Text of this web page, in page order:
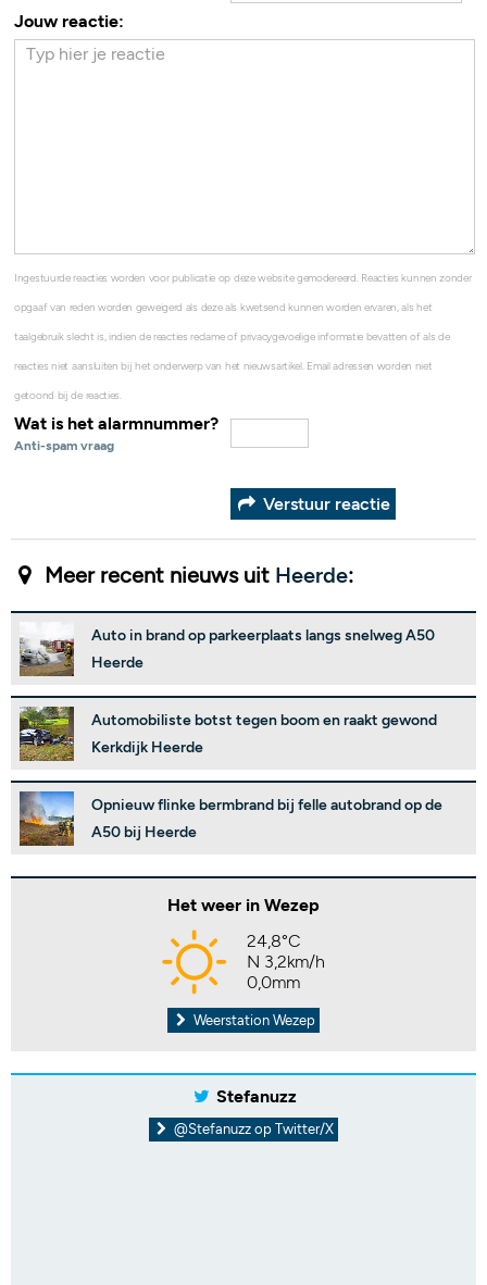
Jouw reactie:
Ingestuurde reacties worden voor publicatie op deze website gemodereerd. Reacties kunnen zonder
opgaaf van reden worden geweigerd als deze als kwetsend kunnen worden ervaren, als het
taalgebruik slecht is, indien de reacties reclame of privacygevoelige informatie bevatten of als de
reacties niet aansluiten bij het onderwerp van het nieuwsartikel. Email adressen worden niet
getoond bij de reacties.
Wat is het alarmnummer?
Anti-spam vraag
Verstuur reactie
Meer recent nieuws uit Heerde:
Auto in brand op parkeerplaats langs snelweg A50
Heerde
Automobiliste botst tegen boom en raakt gewond
Kerkdijk Heerde
Opnieuw flinke bermbrand bij felle autobrand op de
A50 bij Heerde
Het weer in Wezep
24,8°C
N 3,2km/h
0,0mm
Weerstation Wezep
Stefanuzz
@Stefanuzz op Twitter/X